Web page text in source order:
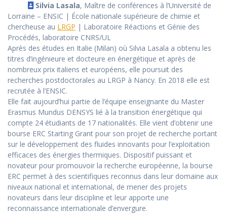
Silvia Lasala, Maître de conférences à l’Université de
Lorraine – ENSIC | École nationale supérieure de chimie et
chercheuse au LRGP | Laboratoire Réactions et Génie des
Procédés, laboratoire CNRS/UL
Après des études en Italie (Milan) où Silvia Lasala a obtenu les
titres d’ingénieure et docteure en énergétique et après de
nombreux prix italiens et européens, elle poursuit des
recherches postdoctorales au LRGP à Nancy. En 2018 elle est
recrutée à l’ENSIC.
Elle fait aujourd’hui partie de l’équipe enseignante du Master
Erasmus Mundus DENSYS lié à la transition énergétique qui
compte 24 étudiants de 17 nationalités. Elle vient d’obtenir une
bourse ERC Starting Grant pour son projet de recherche portant
sur le développement des fluides innovants pour l’exploitation
efficaces des énergies thermiques. Dispositif puissant et
novateur pour promouvoir la recherche européenne, la bourse
ERC permet à des scientifiques reconnus dans leur domaine aux
niveaux national et international, de mener des projets
novateurs dans leur discipline et leur apporte une
reconnaissance internationale d’envergure.